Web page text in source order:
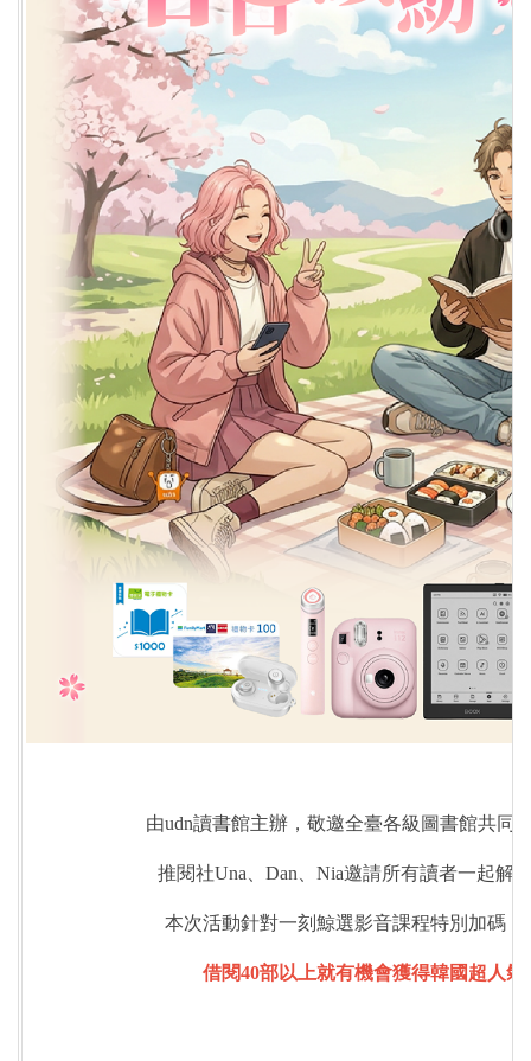
由udn讀書館主辦，敬邀全臺各級圖書館共同
推閱社Una、Dan、Nia邀請所有讀者一起解
本次活動針對一刻鯨選影音課程特別加碼，
借閱40部以上就有機會獲得韓國超人氣